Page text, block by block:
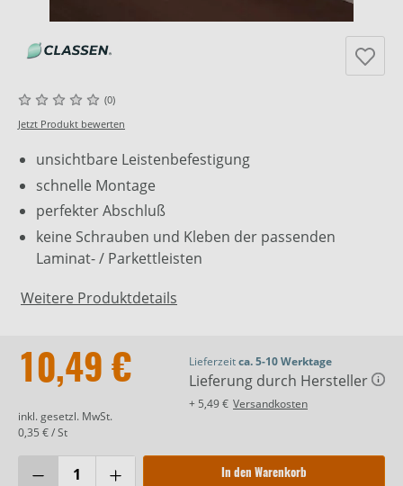
(0)
Jetzt Produkt bewerten
unsichtbare Leistenbefestigung
schnelle Montage
perfekter Abschluß
keine Schrauben und Kleben der passenden
Laminat- / Parkettleisten
Weitere Produktdetails
10,49 €
inkl. gesetzl. MwSt.
0,35 € / St
Lieferzeitca. 5-10 Werktage
Lieferung durch Hersteller
+ 5,49 € Versandkosten
In den Warenkorb